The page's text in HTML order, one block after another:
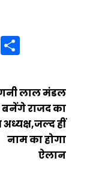
Gmail
लाल मंडल
बनेंगे राजद का
अध्यक्ष,जल्द हीं
नाम का होगा
ऐलान